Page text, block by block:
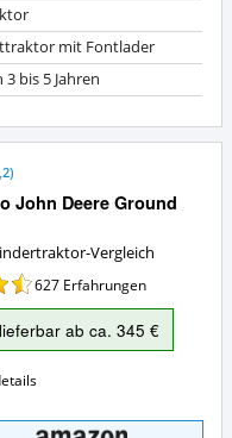
mit Fontlader
3 bis 5 Jahren
John Deere Ground
)
Vergleich
627 Erfahrungen
ab ca. 345 €